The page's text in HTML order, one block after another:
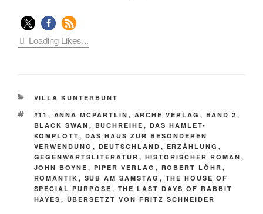
Loading Likes...
KATEGORIEN
VILLA KUNTERBUNT
SCHLAGWÖRTER
#11 , ANNA MCPARTLIN , ARCHE VERLAG , BAND 2 ,
BLACK SWAN , BUCHREIHE , DAS HAMLET-
KOMPLOTT, DAS HAUS ZUR BESONDEREN
VERWENDUNG , DEUTSCHLAND , ERZÄHLUNG ,
GEGENWARTSLITERATUR , HISTORISCHER ROMAN ,
JOHN BOYNE , PIPER VERLAG , ROBERT LÖHR ,
ROMANTIK , SUB AM SAMSTAG , THE HOUSE OF
SPECIAL PURPOSE , THE LAST DAYS OF RABBIT
HAYES , ÜBERSETZT VON FRITZ SCHNEIDER